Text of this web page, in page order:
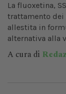
La fluoxetina,
trattamento
allestita in
alternativa alla
A cura di